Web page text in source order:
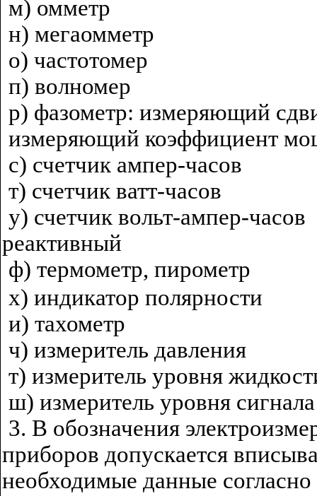
м) омметр
н) мегаомметр
о) частотомер
п) волномер
р) фазометр: измеряющий
измеряющий коэффициент
с) счетчик ампер-часов
т) счетчик ватт-часов
у) счетчик вольт-ампер-часов
реактивный
ф) термометр, пирометр
х) индикатор полярности
и) тахометр
ч) измеритель давления
т) измеритель уровня
ш) измеритель уровня сигнала
3. В обозначения
приборов допускается
необходимые данные согласно